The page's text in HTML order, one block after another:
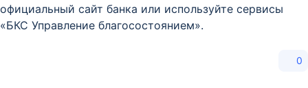
официальный сайт банка или используйте сервисы
«БКС Управление благосостоянием».
0